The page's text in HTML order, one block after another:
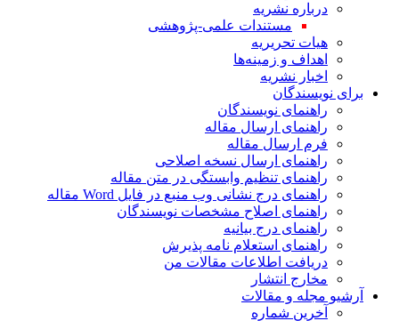
درباره نشریه
مستندات علمی-پژوهشی
هیات تحریریه
اهداف و زمینه‌ها
اخبار نشریه
برای نویسندگان
راهنمای نویسندگان
راهنمای ارسال مقاله
فرم ارسال مقاله
راهنمای ارسال نسخه اصلاحی
راهنمای تنظیم وابستگی در متن مقاله
راهنمای درج نشانی وب منبع در فایل Word مقاله
راهنمای اصلاح مشخصات نویسندگان
راهنمای درج بیانیه
راهنمای استعلام نامه پذیرش
دریافت اطلاعات مقالات من
مخارج انتشار
آرشیو مجله و مقالات
آخرین شماره